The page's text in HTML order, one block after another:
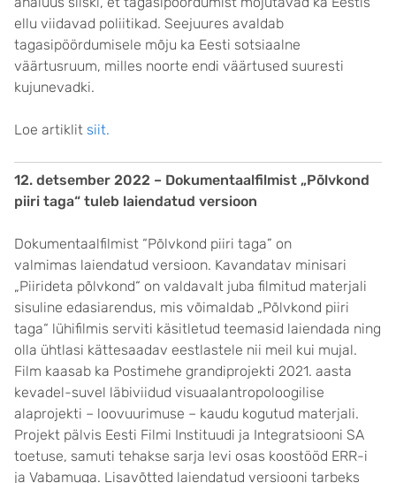
ellu viidavad poliitikad. Seejuures avaldab
tagasipöördumisele mõju ka Eesti sotsiaalne
väärtusruum, milles noorte endi väärtused suuresti
kujunevadki.
Loe artiklit siit.
12. detsember 2022 – Dokumentaalfilmist „Põlvkond
piiri taga“ tuleb laiendatud versioon
Dokumentaalfilmist “Põlvkond piiri taga” on
valmimas laiendatud versioon. Kavandatav minisari
„Piirideta põlvkond“ on valdavalt juba filmitud materjali
sisuline edasiarendus, mis võimaldab „Põlvkond piiri
taga“ lühifilmis serviti käsitletud teemasid laiendada ning
olla ühtlasi kättesaadav eestlastele nii meil kui mujal.
Film kaasab ka Postimehe grandiprojekti 2021. aasta
kevadel-suvel läbiviidud visuaalantropoloogilise
alaprojekti – loovuurimuse – kaudu kogutud materjali.
Projekt pälvis Eesti Filmi Instituudi ja Integratsiooni SA
toetuse, samuti tehakse sarja levi osas koostööd ERR-i
ja Vabamuga. Lisavõtted laiendatud versiooni tarbeks